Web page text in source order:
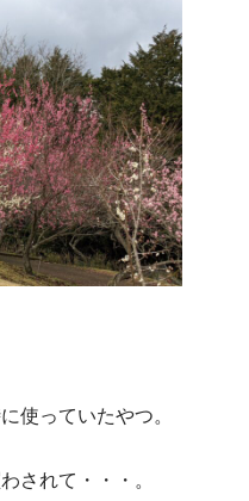
使っていたやつ。
されて・・・。